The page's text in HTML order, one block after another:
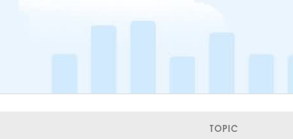
TOPIC